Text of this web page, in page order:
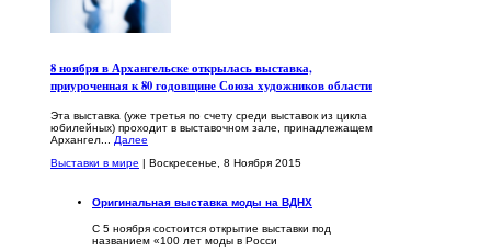
8 ноября в Архангельске открылась выставка,
приуроченная к 80 годовщине Союза художников области
Эта выставка (уже третья по счету среди выставок из цикла
юбилейных) проходит в выставочном зале, принадлежащем
Архангел... Далее
Выставки в мире | Воскресенье, 8 Ноября 2015
Оригинальная выставка моды на ВДНХ
С 5 ноября состоится открытие выставки под
названием «100 лет моды в Росси